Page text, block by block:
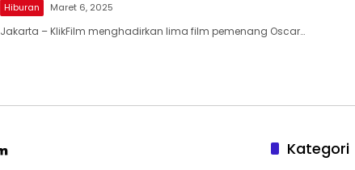
Hiburan Maret 6, 2025
Jakarta – KlikFilm menghadirkan lima film pemenang Oscar…
Kategori